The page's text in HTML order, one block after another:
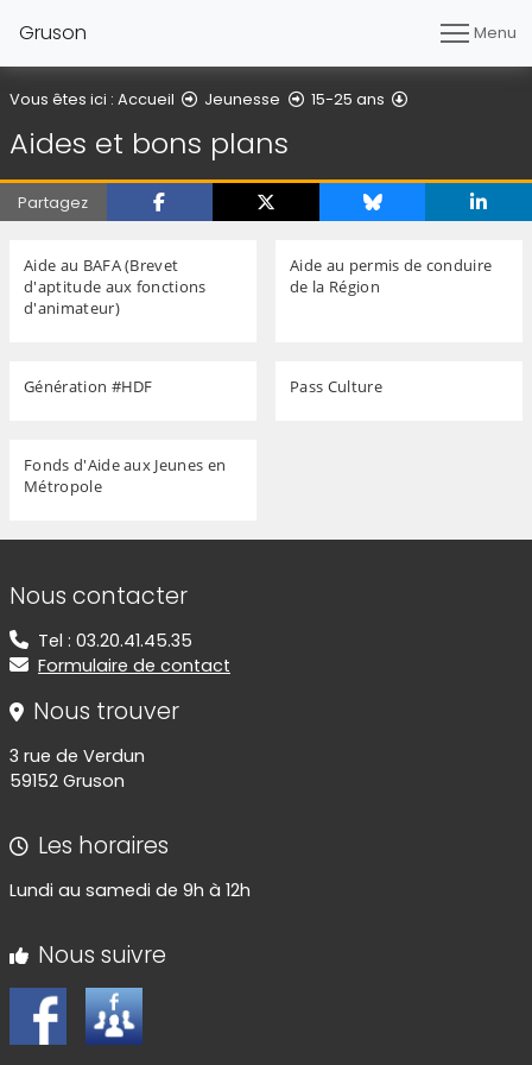
Gruson Menu
Vous êtes ici : Accueil Jeunesse 15-25 ans
Aides et bons plans
Partagez
Aide au BAFA (Brevet
d'aptitude aux fonctions
d'animateur)
Aide au permis de conduire
de la Région
Génération #HDF Pass Culture
Fonds d'Aide aux Jeunes en
Métropole
Informations de contact
Nous contacter
Tel : 03.20.41.45.35
Formulaire de contact
Nous trouver
3 rue de Verdun
59152 Gruson
Les horaires
Lundi au samedi de 9h à 12h
Nous suivre